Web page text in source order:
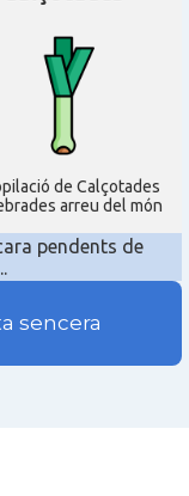
de Calçotades
arreu del món
pendents de
sencera